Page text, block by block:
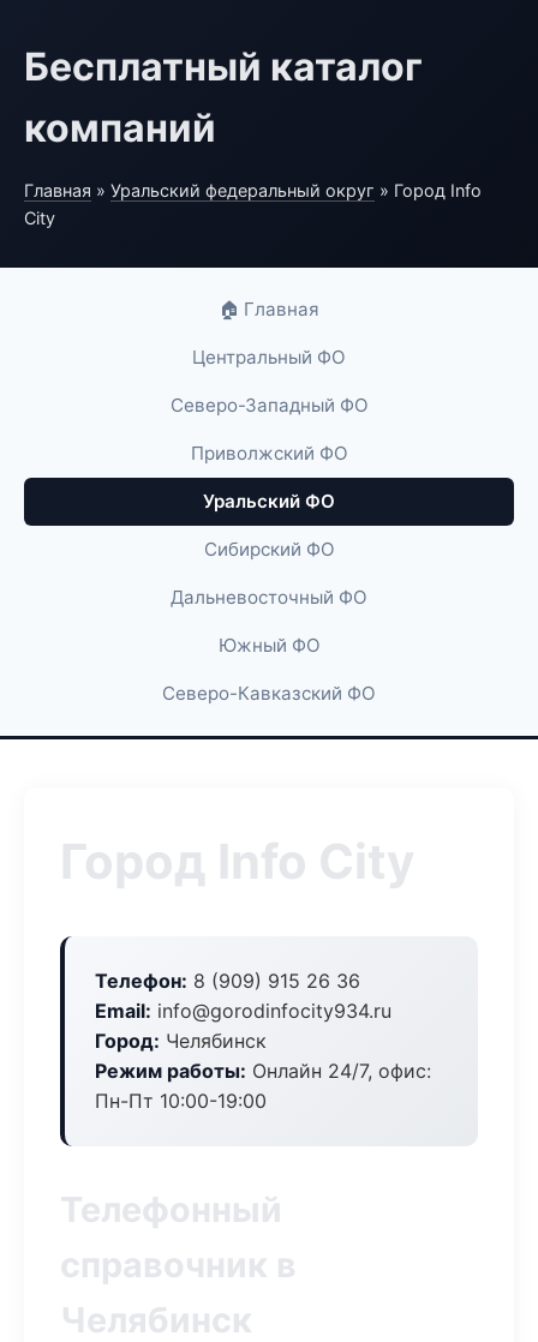
Бесплатный каталог
компаний
Главная » Уральский федеральный округ » Город Info
City
🏠 Главная
Центральный ФО
Северо-Западный ФО
Приволжский ФО
Уральский ФО
Сибирский ФО
Дальневосточный ФО
Южный ФО
Северо-Кавказский ФО
Город Info City
Телефон: 8 (909) 915 26 36
Email: info@gorodinfocity934.ru
Город: Челябинск
Режим работы: Онлайн 24/7, офис:
Пн-Пт 10:00-19:00
Телефонный
справочник в
Челябинск